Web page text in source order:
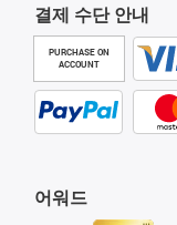
결제 수단 안내
PURCHASE ON
ACCOUNT
어워드